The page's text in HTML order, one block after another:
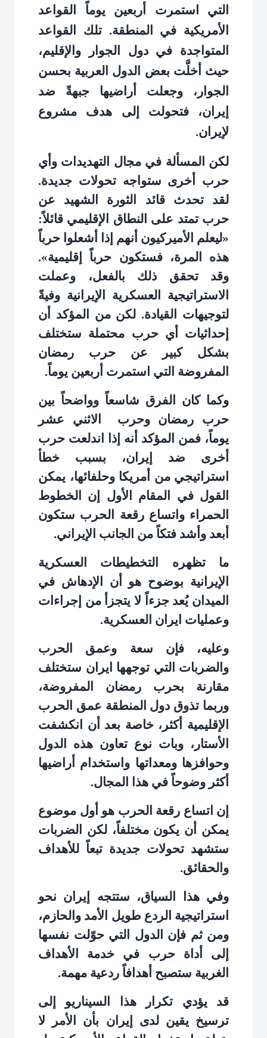
التي استمرت أربعين يوماً القواعد
الأمريكية في المنطقة. تلك القواعد
المتواجدة في دول الجوار والإقليم،
حيث أخلَّت بعض الدول العربية بحسن
الجوار، وجعلت أراضيها جبهةً ضد
إيران، فتحولت إلى هدف مشروع
لإيران.
لكن المسألة في مجال التهديدات وأي
حرب أخرى ستواجه تحولات جديدة.
لقد تحدث قائد الثورة الشهيد عن
حرب تمتد على النطاق الإقليمي قائلاً:
«ليعلم الأميركيون أنهم إذا أشعلوا حرباً
هذه المرة، فستكون حرباً إقليمية».
وقد تحقق ذلك بالفعل، وعملت
الاستراتيجية العسكرية الإيرانية وفيةً
لتوجيهات القيادة. لكن من المؤكد أن
إحداثيات أي حرب محتملة ستختلف
بشكل كبير عن حرب رمضان
المفروضة التي استمرت أربعين يوماً.
وكما كان الفرق شاسعاً وواضحاً بين
حرب رمضان وحرب
الاثني عشر
يوماً، فمن المؤكد أنه إذا اندلعت حرب
أخرى ضد إيران، بسبب خطأ
استراتيجي من أمريكا وحلفائها، يمكن
القول في المقام الأول إن الخطوط
الحمراء واتساع رقعة الحرب ستكون
أبعد وأشد فتكاً من الجانب الإيراني.
ما تظهره التخطيطات العسكرية
الإيرانية بوضوح هو أن الإدهاش في
الميدان يُعد جزءاً لا يتجزأ من إجراءات
وعمليات ايران العسكرية.
وعليه، فإن سعة وعمق الحرب
والضربات التي توجهها ايران ستختلف
مقارنة بحرب رمضان المفروضة،
وربما تذوق دول المنطقة عمق الحرب
الإقليمية أكثر، خاصة بعد أن انكشفت
الأستار، وبات نوع تعاون هذه الدول
وحوافزها ومعداتها واستخدام أراضيها
أكثر وضوحاً في هذا المجال.
إن اتساع رقعة الحرب هو أول موضوع
يمكن أن يكون مختلفاً، لكن الضربات
ستشهد تحولات جديدة تبعاً للأهداف
والحقائق.
وفي هذا السياق، ستتجه إيران نحو
استراتيجية الردع طويل الأمد والحازم،
ومن ثم فإن الدول التي حوّلت نفسها
إلى أداة حرب في خدمة الأهداف
الغربية ستصبح أهدافاً ردعية مهمة.
قد يؤدي تكرار هذا السيناريو إلى
ترسيخ يقين لدى إيران بأن الأمر لا